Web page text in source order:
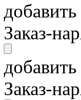
Заказ-
Заказ-